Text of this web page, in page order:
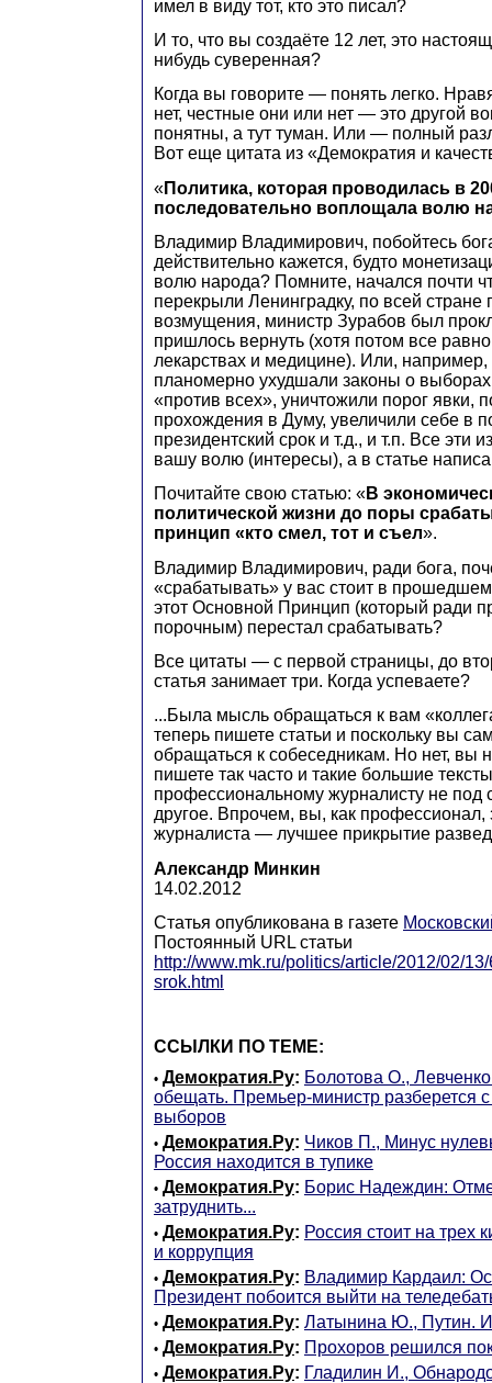
имел в виду тот, кто это писал?
И то, что вы создаёте 12 лет, это
нибудь суверенная?
Когда вы говорите — понять легко.
нет, честные они или нет — это другой
понятны, а тут туман. Или — полный
Вот еще цитата из «Демократия и
«Политика, которая проводилась в
последовательно воплощала волю
Владимир Владимирович, побойтесь
действительно кажется, будто
волю народа? Помните, начался почти
перекрыли Ленинградку, по всей стране
возмущения, министр Зурабов был
пришлось вернуть (хотя потом все
лекарствах и медицине). Или,
планомерно ухудшали законы о
«против всех», уничтожили порог явки,
прохождения в Думу, увеличили себе в
президентский срок и т.д., и т.п. Все эти
вашу волю (интересы), а в статье
Почитайте свою статью: «В
политической жизни до поры
принцип «кто смел, тот и съел».
Владимир Владимирович, ради бога,
«срабатывать» у вас стоит в
этот Основной Принцип (который ради
порочным) перестал срабатывать?
Все цитаты — с первой страницы, до
статья занимает три. Когда успеваете?
...Была мысль обращаться к вам
теперь пишете статьи и поскольку вы
обращаться к собеседникам. Но нет, вы
пишете так часто и такие большие
профессиональному журналисту не под
другое. Впрочем, вы, как профессионал,
журналиста — лучшее прикрытие
Александр Минкин
14.02.2012
Статья опубликована в газете
Постоянный URL статьи
http://www.mk.ru/politics/article/2012/02/
srok.html
ССЫЛКИ ПО ТЕМЕ:
• Демократия.Ру: Болотова О.,
обещать. Премьер-министр разберется
выборов
• Демократия.Ру: Чиков П., Минус
Россия находится в тупике
• Демократия.Ру: Борис Надеждин:
затруднить...
• Демократия.Ру: Россия стоит на трех
и коррупция
• Демократия.Ру: Владимир Кардаил:
Президент побоится выйти на
• Демократия.Ру: Латынина Ю., Путин.
• Демократия.Ру: Прохоров решился
• Демократия.Ру: Гладилин И.,